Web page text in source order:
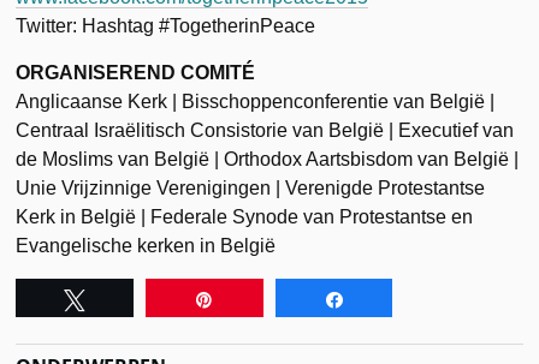
Twitter: Hashtag #TogetherinPeace
ORGANISEREND COMITÉ
Anglicaanse Kerk | Bisschoppenconferentie van België |
Centraal Israëlitisch Consistorie van België | Executief van
de Moslims van België | Orthodox Aartsbisdom van België |
Unie Vrijzinnige Verenigingen | Verenigde Protestantse
Kerk in België | Federale Synode van Protestantse en
Evangelische kerken in België